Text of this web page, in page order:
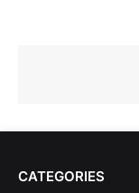
CATEGORIES